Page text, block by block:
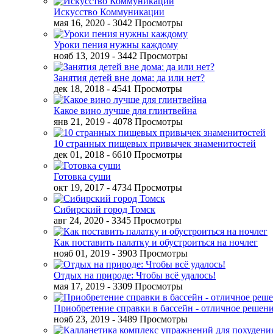
Искусство Коммуникации
мая 16, 2020 - 3042 Просмотры
Уроки пения нужны каждому
нояб 13, 2019 - 3442 Просмотры
Занятия детей вне дома: да или нет?
дек 18, 2018 - 4541 Просмотры
Какое вино лучше для глинтвейна
янв 21, 2019 - 4078 Просмотры
10 странных пищевых привычек знаменитостей
дек 01, 2018 - 6610 Просмотры
Готовка суши
окт 19, 2017 - 4734 Просмотры
Сибирский город Томск
авг 24, 2020 - 3345 Просмотры
Как поставить палатку и обустроиться на ночлег
нояб 01, 2019 - 3903 Просмотры
Отдых на природе: Чтобы всё удалось!
мая 17, 2019 - 3309 Просмотры
Приобретение справки в бассейн - отличное
нояб 23, 2019 - 3489 Просмотры